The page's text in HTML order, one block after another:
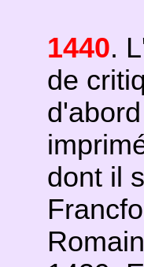
1440.
de
dont il